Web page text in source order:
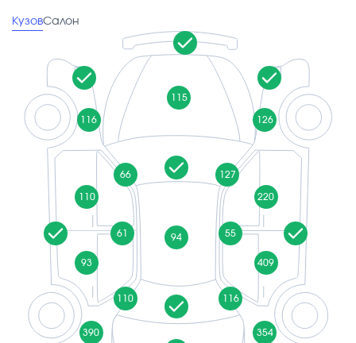
КузовСалон
115
94
116
66
110
61
93
110
390
126
127
220
55
409
116
354